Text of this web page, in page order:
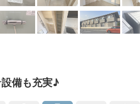
備も充実♪